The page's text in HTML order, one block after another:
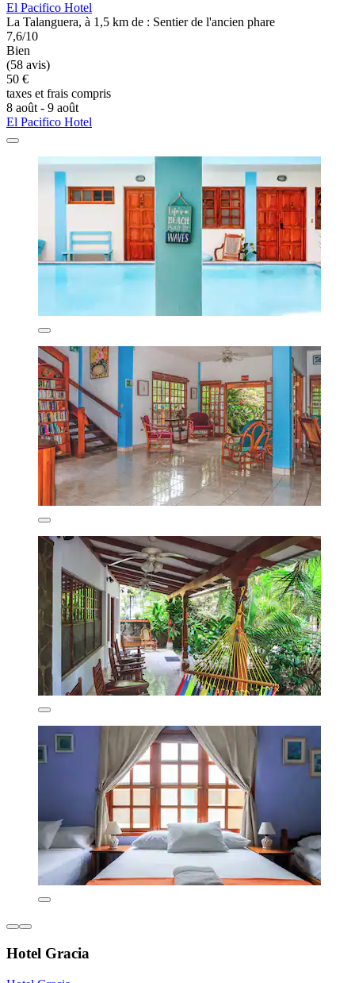
El Pacifico Hotel
La Talanguera, à 1,5 km de : Sentier de l'ancien phare
7,6/10
Bien
(58 avis)
50 €
taxes et frais compris
8 août - 9 août
El Pacifico Hotel
Hotel Gracia